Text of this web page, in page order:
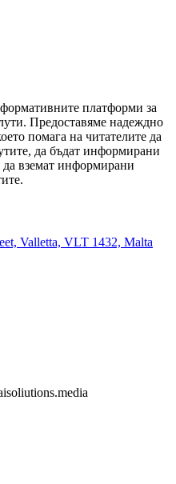
платформи за
Предоставяме надеждно
помага на читателите да
да бъдат информирани
да вземат информирани
Valletta, VLT 1432, Malta